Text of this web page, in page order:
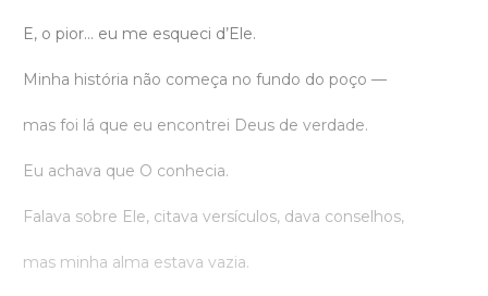
E, o pior… eu me esqueci d’Ele.
Minha história não começa no fundo do poço —
mas foi lá que eu encontrei Deus de verdade.
Eu achava que O conhecia.
Falava sobre Ele, citava versículos, dava conselhos,
mas minha alma estava vazia.